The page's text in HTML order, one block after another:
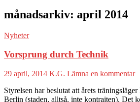
månadsarkiv: april 2014
Nyheter
Vorsprung durch Technik
29 april, 2014 K.G. Lämna en kommentar
Styrelsen har beslutat att årets
Berlin (staden, alltså. inte kontraiten). Det